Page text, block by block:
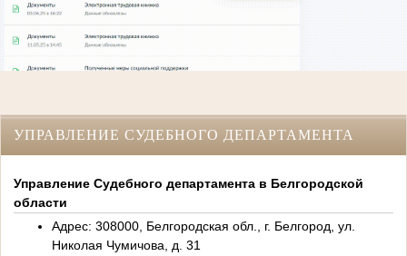
УПРАВЛЕНИЕ СУДЕБНОГО ДЕПАРТАМЕНТА
Управление Судебного департамента в Белгородской
области
Адрес: 308000, Белгородская обл., г. Белгород, ул.
Николая Чумичова, д. 31